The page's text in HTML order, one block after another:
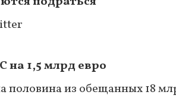
на 1,5 млрд евро
из обещанных 18